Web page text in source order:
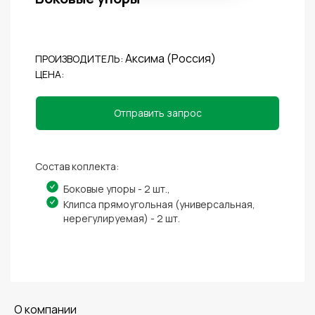
ПРОИЗВОДИТЕЛЬ: Аксима (Россия)
ЦЕНА:
Отправить запрос
Состав коплекта:
Боковые упоры - 2 шт.,
Клипса прямоугольная (универсальная,
нерегулируемая) - 2 шт.
O компании